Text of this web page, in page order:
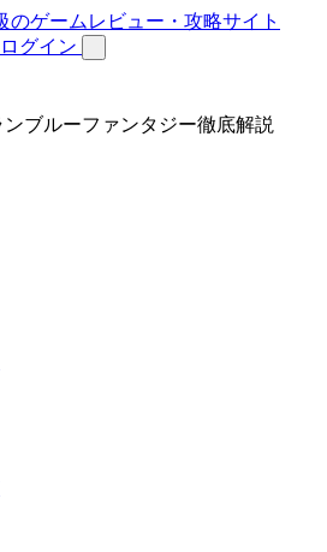
ログイン
ブルーファンタジー徹底解説